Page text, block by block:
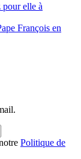
pour elle à
François en
Politique de